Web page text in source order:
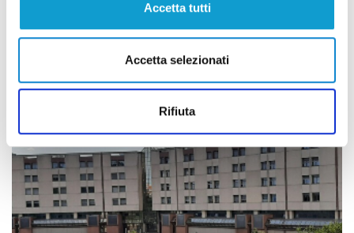
Accetta tutti
Accetta selezionati
Rifiuta
Marche, 90 interventi dei Vigili del Fuoco
in tutta la Regione